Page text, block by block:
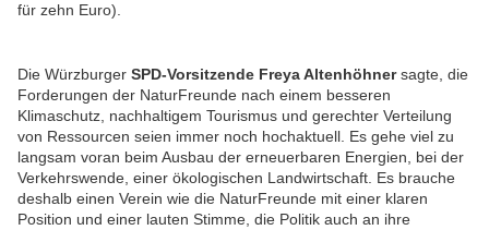
für zehn Euro).
Die Würzburger SPD-Vorsitzende Freya Altenhöhnersagte, die
Forderungen der NaturFreunde nach einem besseren
Klimaschutz, nachhaltigem Tourismus und gerechter Verteilung
von Ressourcen seien immer noch hochaktuell. Es gehe viel zu
langsam voran beim Ausbau der erneuerbaren Energien, bei der
Verkehrswende, einer ökologischen Landwirtschaft. Es brauche
deshalb einen Verein wie die NaturFreunde mit einer klaren
Position und einer lauten Stimme, die Politik auch an ihre